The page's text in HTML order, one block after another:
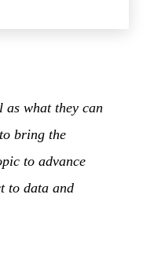
as what they can
bring the
to advance
to data and